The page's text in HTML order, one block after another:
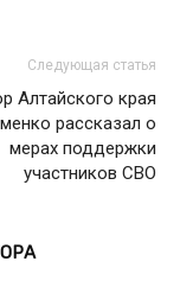
Следующая статья
Алтайского края
рассказал о
мерах поддержки
участников СВО